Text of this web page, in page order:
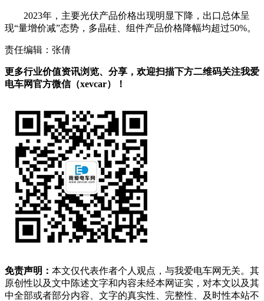
2023年，主要光伏产品价格出现明显下降，出口总体呈
现“量增价减”态势，多晶硅、组件产品价格降幅均超过50%。
责任编辑：张倩
更多行业价值资讯浏览、分享，欢迎扫描下方二维码关注我爱
电车网官方微信（xevcar）！
免责声明： 本文仅代表作者个人观点，与我爱电车网无关。其
原创性以及文中陈述文字和内容未经本网证实，对本文以及其
中全部或者部分内容、文字的真实性、完整性、及时性本站不